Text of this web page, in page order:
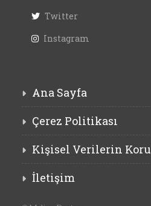
Twitter
Instagram
Ana Sayfa
Çerez Politikası
Kişisel Verilerin
İletişim